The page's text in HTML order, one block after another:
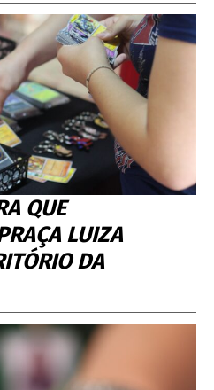
QUE
LUIZA
DA